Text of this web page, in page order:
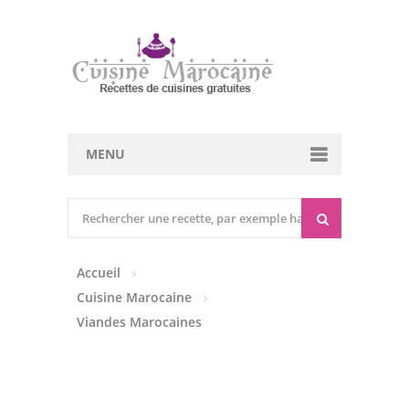
MENU
Entrées Froides
Tajines
Accueil
Cuisine Marocaine
Viandes Marocaines